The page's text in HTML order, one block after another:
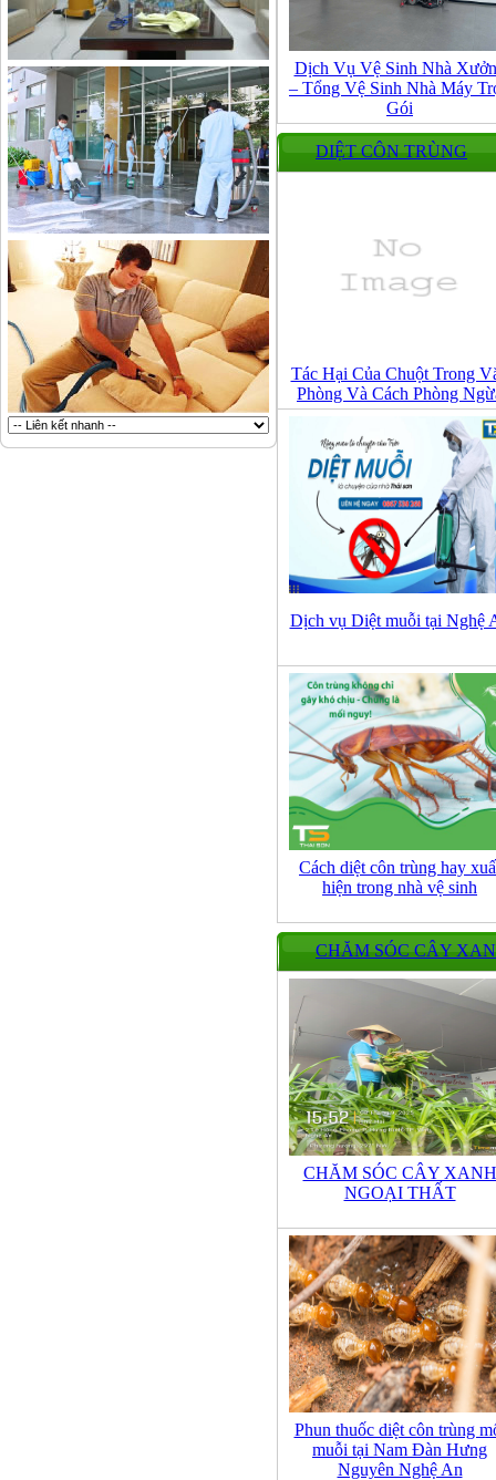
Dịch Vụ Vệ Sinh Nhà
– Tổng Vệ Sinh Nhà Máy
Gói
DIỆT CÔN TRÙNG
Tác Hại Của Chuột Trong
Phòng Và Cách Phòng
Dịch vụ Diệt muỗi tại Nghệ
Cách diệt côn trùng hay
hiện trong nhà vệ sinh
CHĂM SÓC CÂY
CHĂM SÓC CÂY XANH
NGOẠI THẤT
Phun thuốc diệt côn trùng
muỗi tại Nam Đàn Hưng
Nguyên Nghệ An